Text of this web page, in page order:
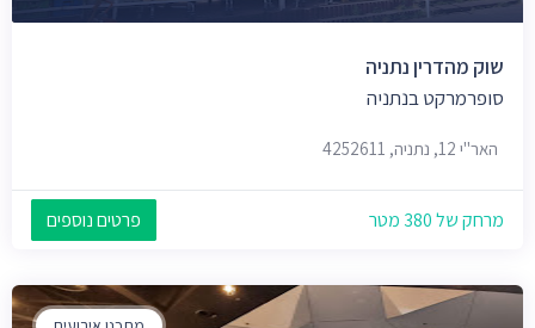
שוק מהדרין נתניה
סופרמרקט בנתניה
האר"י 12, נתניה, 4252611
מרחק של 380 מטר פרטים נוספים